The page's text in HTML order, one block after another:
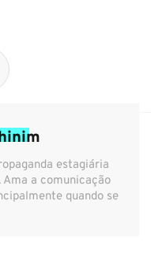
estagiária
Ama a comunicação
quando se